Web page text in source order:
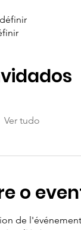
Ver tudo
o
de